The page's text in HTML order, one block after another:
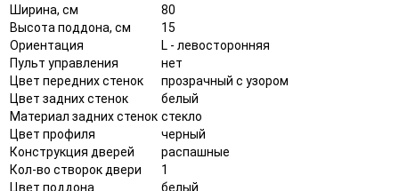
Ширина, см
80
Высота поддона, см
15
Ориентация
L - левосторонняя
Пульт управления
нет
Цвет передних стенок
прозрачный с узором
Цвет задних стенок
белый
Материал задних стенок стекло
Цвет профиля
черный
Конструкция дверей
распашные
Кол-во створок двери
1
Цвет поддона
белый